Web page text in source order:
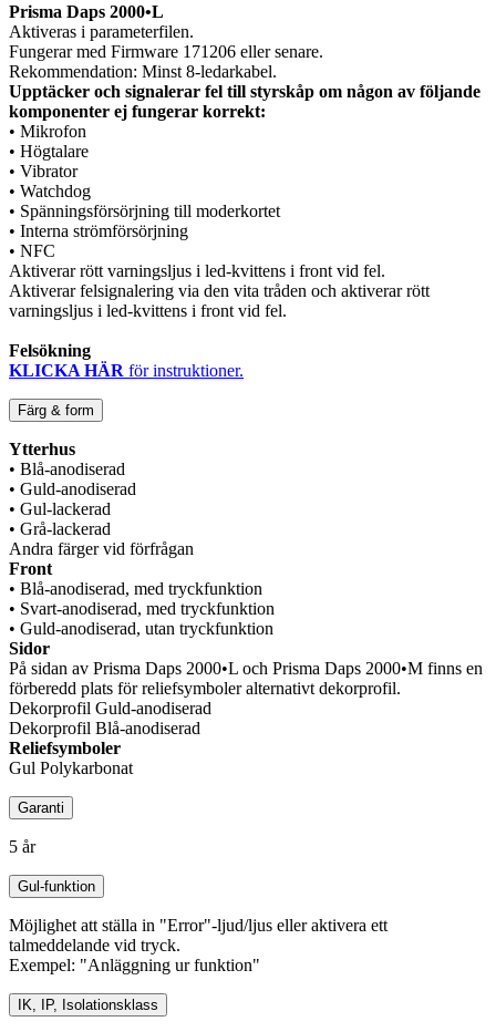
Prisma Daps 2000•L
Aktiveras i parameterfilen.
Fungerar med Firmware 171206 eller senare.
Rekommendation: Minst 8-ledarkabel.
Upptäcker och signalerar fel till styrskåp om någon av följande
komponenter ej fungerar korrekt:
• Mikrofon
• Högtalare
• Vibrator
• Watchdog
• Spänningsförsörjning till moderkortet
• Interna strömförsörjning
• NFC
Aktiverar rött varningsljus i led-kvittens i front vid fel.
Aktiverar felsignalering via den vita tråden och aktiverar rött
varningsljus i led-kvittens i front vid fel.
Felsökning
KLICKA HÄR för instruktioner.
Färg & form
Ytterhus
• Blå-anodiserad
• Guld-anodiserad
• Gul-lackerad
• Grå-lackerad
Andra färger vid förfrågan
Front
• Blå-anodiserad, med tryckfunktion
• Svart-anodiserad, med tryckfunktion
• Guld-anodiserad, utan tryckfunktion
Sidor
På sidan av Prisma Daps 2000•L och Prisma Daps 2000•M finns en
förberedd plats för reliefsymboler alternativt dekorprofil.
Dekorprofil Guld-anodiserad
Dekorprofil Blå-anodiserad
Reliefsymboler
Gul Polykarbonat
Garanti
5 år
Gul-funktion
Möjlighet att ställa in "Error"-ljud/ljus eller aktivera ett
talmeddelande vid tryck.
Exempel: "Anläggning ur funktion"
IK, IP, Isolationsklass